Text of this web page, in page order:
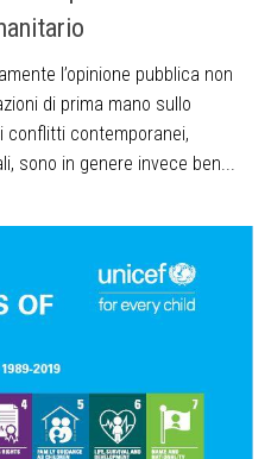
l’opinione pubblica non
di prima mano sullo
conflitti contemporanei,
sono in genere invece ben...